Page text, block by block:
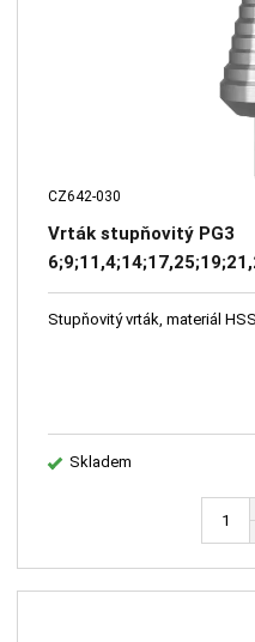
CZ642-030
Vrták stupňovitý PG3
přímá drážka HSS
Stupňovitý vrták, materiál HSS
Skladem